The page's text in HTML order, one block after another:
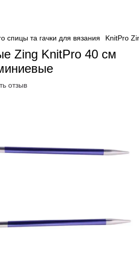
спицы та гачки для вязания KnitPro
Zing KnitPro 40 см
отзыв